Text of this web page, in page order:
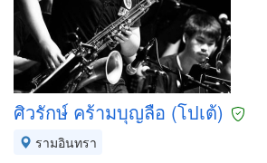
ศิวรักษ์ คร้ามบุญลือ (โปเต้)
รามอินทรา